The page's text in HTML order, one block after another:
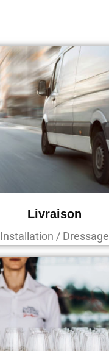
Livraison
Installation / Dressage